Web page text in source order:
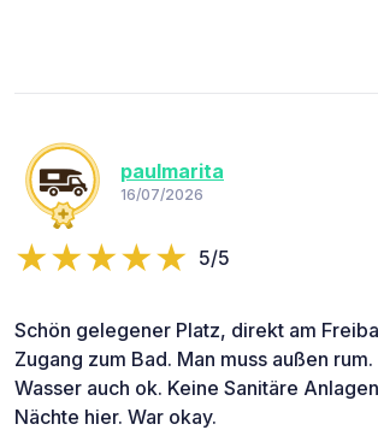
paulmarita
16/07/2026
5/5
Schön gelegener Platz, direkt am
Zugang zum Bad. Man muss außen
Wasser auch ok. Keine Sanitäre
Nächte hier. War okay.